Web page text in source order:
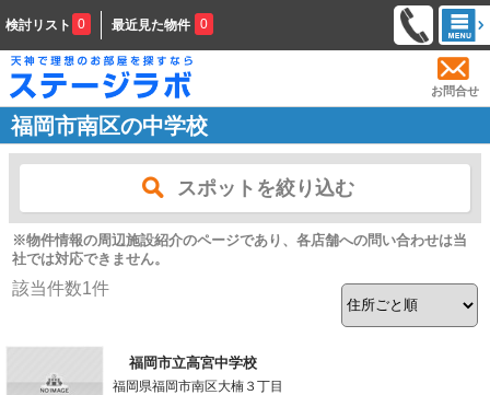
検討リスト 0 最近見た物件 0
お問合せ
福岡市南区の中学校
スポットを絞り込む
※物件情報の周辺施設紹介のページであり、各店舗への問い合わせは当
社では対応できません。
該当件数1件
福岡市立高宮中学校
福岡県福岡市南区大楠３丁目